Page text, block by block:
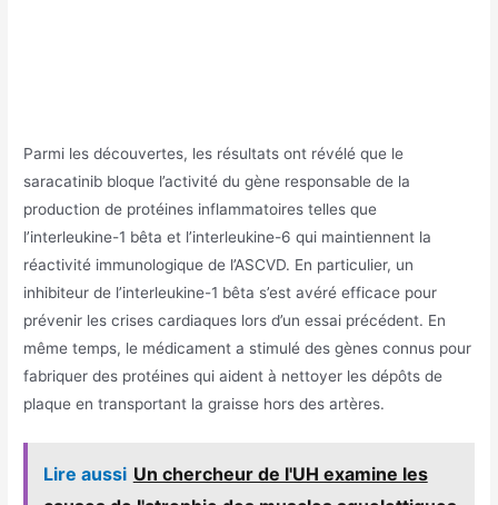
Parmi les découvertes, les résultats ont révélé que le
saracatinib bloque l’activité du gène responsable de la
production de protéines inflammatoires telles que
l’interleukine-1 bêta et l’interleukine-6 ​​qui maintiennent la
réactivité immunologique de l’ASCVD. En particulier, un
inhibiteur de l’interleukine-1 bêta s’est avéré efficace pour
prévenir les crises cardiaques lors d’un essai précédent. En
même temps, le médicament a stimulé des gènes connus pour
fabriquer des protéines qui aident à nettoyer les dépôts de
plaque en transportant la graisse hors des artères.
Lire aussi Un chercheur de l'UH examine les